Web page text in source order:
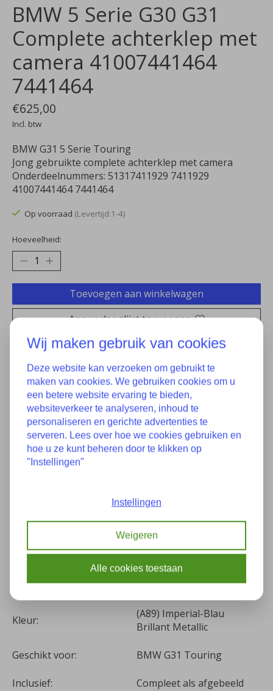
BMW 5 Serie G30 G31
Complete achterklep met
camera 41007441464
7441464
€625,00
Incl. btw
BMW G31 5 Serie Touring
Jong gebruikte complete achterklep met camera
Onderdeelnummers: 51317411929 7411929
41007441464 7441464
Op voorraad (Levertijd:1-4)
Hoeveelheid:
Toevoegen aan winkelwagen
Aan verlanglijst toevoegen
Plaats bestelling
Toevoegen om te vergelijken
Specificaties
Onderdeelnummer(s):
Bouwjaar: 08-2017
Kilometers: 16244
Kleur:
(A89) Imperial-Blau
Brillant Metallic
Geschikt voor: BMW G31 Touring
Inclusief: Compleet als afgebeeld
Wij maken gebruik van cookies
Deze website kan verzoeken om gebruikt te
maken van cookies. We gebruiken cookies om u
een betere website ervaring te bieden,
websiteverkeer te analyseren, inhoud te
personaliseren en gerichte advertenties te
serveren. Lees over hoe we cookies gebruiken en
hoe u ze kunt beheren door te klikken op
"Instellingen"
Instellingen
Weigeren
Alle cookies toestaan